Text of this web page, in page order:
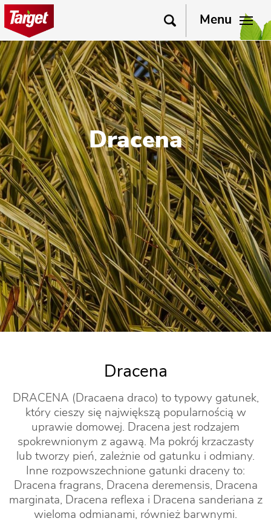
Menu
Dracena
Dracena
DRACENA (Dracaena draco) to typowy gatunek,
który cieszy się największą popularnością w
uprawie domowej. Dracena jest rodzajem
spokrewnionym z agawą. Ma pokrój krzaczasty
lub tworzy pień, zależnie od gatunku i odmiany.
Inne rozpowszechnione gatunki draceny to:
Dracena fragrans, Dracena deremensis, Dracena
marginata, Dracena reflexa i Dracena sanderiana z
wieloma odmianami, również barwnymi.